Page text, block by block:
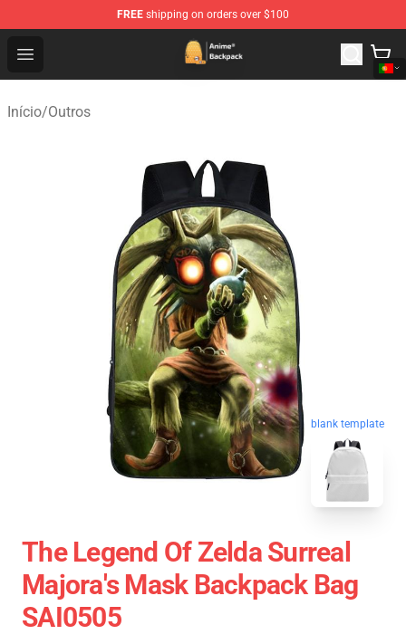
FREE shipping on orders over $100
Open menu
Anime Backpack Shop - Official Anime Backpack Store
Início/Outros
blank template
The Legend Of Zelda Surreal
Majora's Mask Backpack Bag
SAI0505